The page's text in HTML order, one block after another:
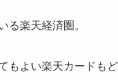
る楽天経済圏。
もよい楽天カードも